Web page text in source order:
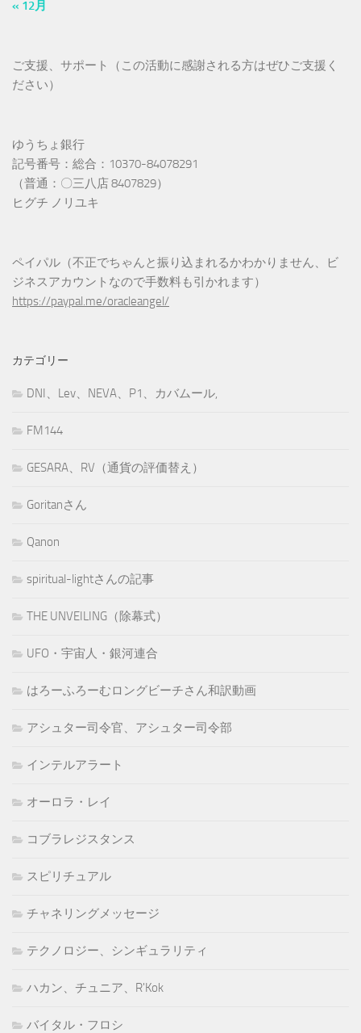
« 12月
ご支援、サポート（この活動に感謝される方はぜひご支援く
ださい）
ゆうちょ銀行
記号番号：総合：10370-84078291
（普通：〇三八店 8407829）
ヒグチ ノリユキ
ペイパル（不正でちゃんと振り込まれるかわかりません、ビ
ジネスアカウントなので手数料も引かれます）
https://paypal.me/oracleangel/
カテゴリー
DNI、Lev、NEVA、P1、カバムール,
FM144
GESARA、RV（通貨の評価替え）
Goritanさん
Qanon
spiritual-lightさんの記事
THE UNVEILING（除幕式）
UFO・宇宙人・銀河連合
はろーふろーむロングビーチさん和訳動画
アシュター司令官、アシュター司令部
インテルアラート
オーロラ・レイ
コブラレジスタンス
スピリチュアル
チャネリングメッセージ
テクノロジー、シンギュラリティ
ハカン、チュニア、R'Kok
バイタル・フロシ